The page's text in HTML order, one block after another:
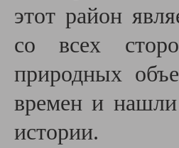
этот район
со всех
природных
времен и
истории.